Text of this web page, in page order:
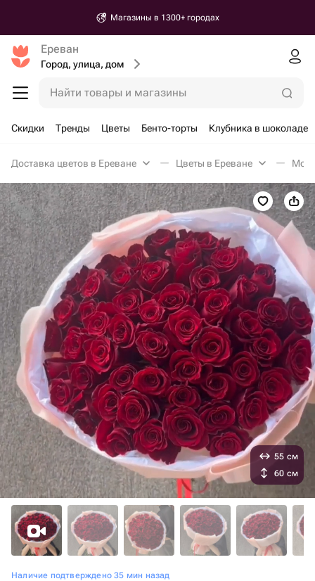
Магазины в 1300+ городах
Ереван
Город, улица, дом
Найти товары и магазины
Скидки Тренды Цветы Бенто-торты Клубника в шоколаде
Доставка цветов в Ереване Цветы в Ереване
Наличие подтверждено 35 мин назад
55 см
60 см